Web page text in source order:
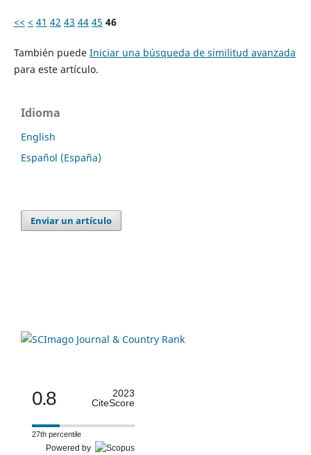
<< < 41 42 43 44 45 46
También puede Iniciar una búsqueda de similitud avanzada
para este artículo.
Idioma
English
Español (España)
Enviar un artículo
0.8
2023
CiteScore
27th percentile
Powered by